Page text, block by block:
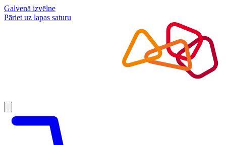
Galvenā izvēlne
Pāriet uz lapas saturu